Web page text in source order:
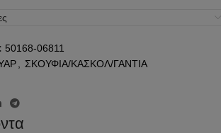
50168-06811
ΣΚΟΥΦΙΑ/ΚΑΣΚΟΛ/ΓΑΝΤΙΑ